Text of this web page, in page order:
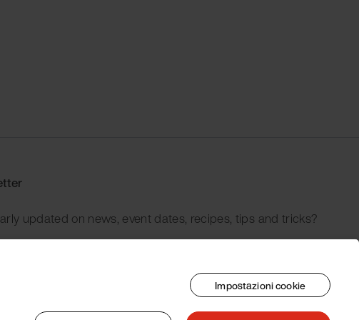
updated on news, event dates, recipes, tips and tricks?
Impostazioni cookie